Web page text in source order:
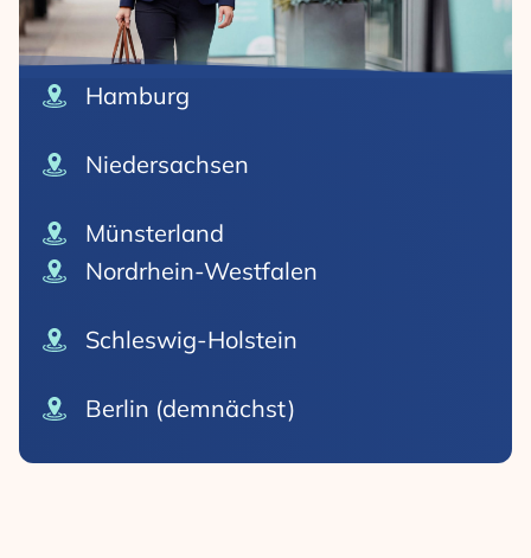
Hamburg
Niedersachsen
Münsterland
Nordrhein-Westfalen
Schleswig-Holstein
Berlin (demnächst)